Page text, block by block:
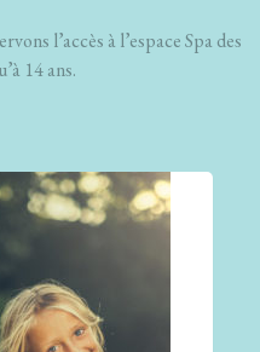
l’accès à l’espace Spa des
14 ans.